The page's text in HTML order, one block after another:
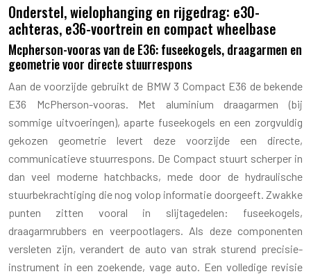
Onderstel, wielophanging en rijgedrag: e30-
achteras, e36-voortrein en compact wheelbase
Mcpherson-vooras van de E36: fuseekogels, draagarmen en
geometrie voor directe stuurrespons
Aan de voorzijde gebruikt de BMW 3 Compact E36 de bekende
E36 McPherson-vooras. Met aluminium draagarmen (bij
sommige uitvoeringen), aparte fuseekogels en een zorgvuldig
gekozen geometrie levert deze voorzijde een directe,
communicatieve stuurrespons. De Compact stuurt scherper in
dan veel moderne hatchbacks, mede door de hydraulische
stuurbekrachtiging die nog volop informatie doorgeeft. Zwakke
punten zitten vooral in slijtagedelen: fuseekogels,
draagarmrubbers en veerpootlagers. Als deze componenten
versleten zijn, verandert de auto van strak sturend precisie-
instrument in een zoekende, vage auto. Een volledige revisie